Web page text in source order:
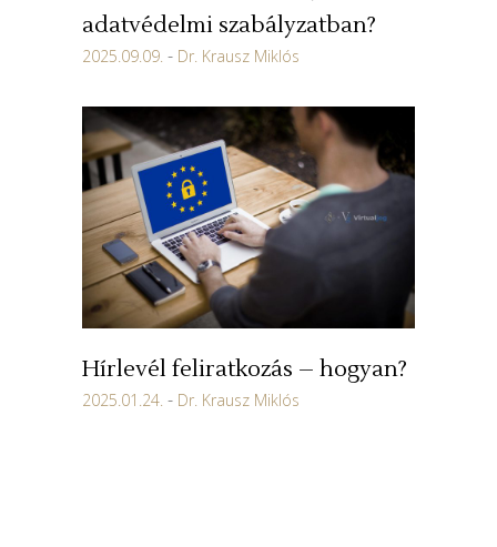
adatvédelmi szabályzatban?
2025.09.09. Dr. Krausz Miklós
Hírlevél feliratkozás – hogyan?
2025.01.24. Dr. Krausz Miklós